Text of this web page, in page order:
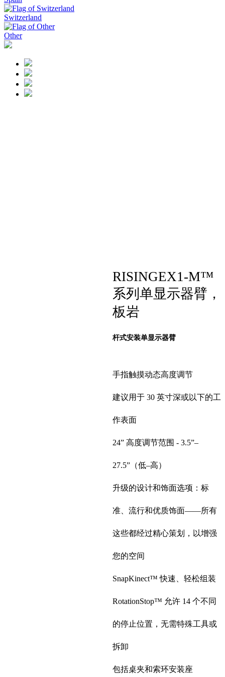
Switzerland
Other
RISINGEX1-M™
系列单显示器臂，
板岩
杆式安装单显示器臂
手指触摸动态高度调节
建议用于 30 英寸深或以下的工
作表面
24” 高度调节范围 - 3.5”–
27.5”（低–高）
升级的设计和饰面选项：标
准、流行和优质饰面——所有
这些都经过精心策划，以增强
您的空间
SnapKinect™ 快速、轻松组装
RotationStop™ 允许 14 个不同
的停止位置，无需特殊工具或
拆卸
包括桌夹和索环安装座